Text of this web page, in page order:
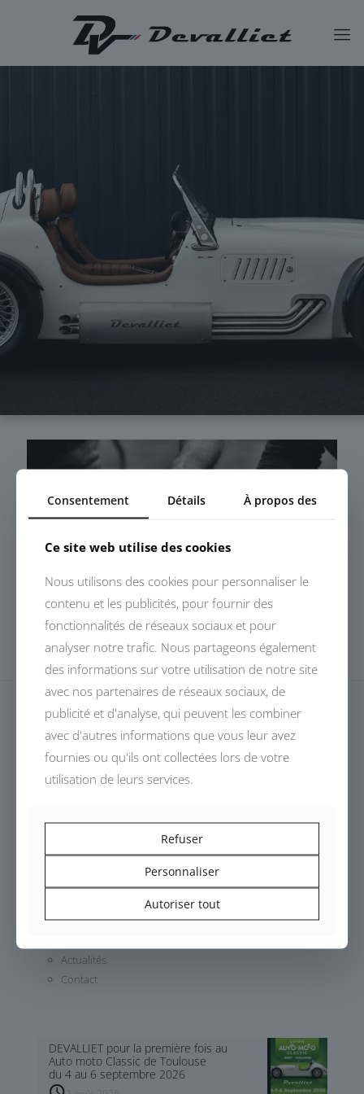
Dessinés, conçus et fabriqués en France,
Modèle
Actualités
Contact
DEVALLIET pour la première fois au
Auto moto Classic de Toulouse
du 4 au 6 septembre 2026
Consentement Détails À propos des
Ce site web utilise des cookies
Nous utilisons des cookies pour personnaliser le
contenu et les publicités, pour fournir des
fonctionnalités de réseaux sociaux et pour
analyser notre trafic. Nous partageons également
des informations sur votre utilisation de notre site
avec nos partenaires de réseaux sociaux, de
publicité et d'analyse, qui peuvent les combiner
avec d'autres informations que vous leur avez
fournies ou qu'ils ont collectées lors de votre
utilisation de leurs services.
Refuser
Personnaliser
Autoriser tout